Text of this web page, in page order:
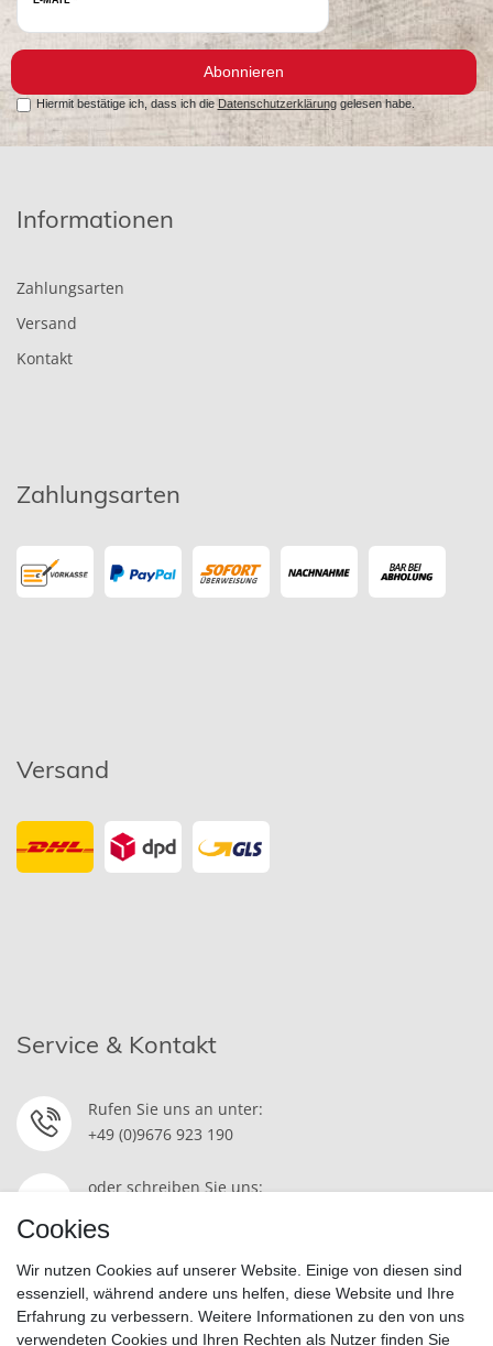
Abonnieren
Hiermit bestätige ich, dass ich die Datenschutzerklärunggelesen habe.
Informationen
Zahlungsarten
Versand
Kontakt
Zahlungsarten
Versand
Service & Kontakt
Rufen Sie uns an unter:
+49 (0)9676 923 190
oder schreiben Sie uns:
Widerrufsrecht | Datenschutzerklärung | AGB | Impressum
Cookies
Wir nutzen Cookies auf unserer Website. Einige von diesen sind
essenziell, während andere uns helfen, diese Website und Ihre
Erfahrung zu verbessern. Weitere Informationen zu den von uns
verwendeten Cookies und Ihren Rechten als Nutzer finden Sie